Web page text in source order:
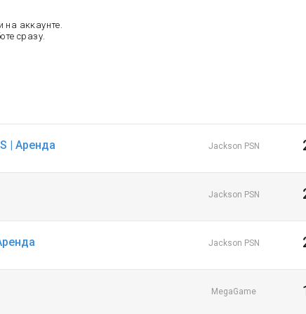
на аккаунте.
сразу.
| Аренда Jackson PSN
Jackson PSN
Jackson PSN
MegaGame